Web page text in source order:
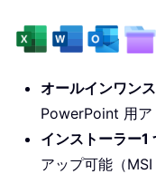
オールインワン
PowerPoint 用
インストーラー1
アップ可能（MSI